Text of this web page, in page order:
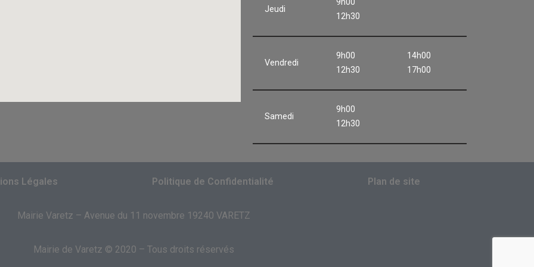
Jeudi
9h00
12h30
Vendredi
9h00
12h30
14h00
17h00
Samedi
9h00
12h30
Légales Politique de Confidentialité Plan de site
Mairie Varetz – Avenue du 11 novembre 19240 VARETZ
Mairie de Varetz © 2020 – Tous droits réservés